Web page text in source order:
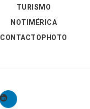
TURISMO
NOTIMÉRICA
CONTACTOPHOTO